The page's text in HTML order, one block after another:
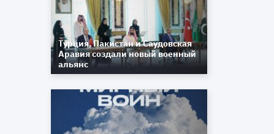
Турция, Пакистан и Саудовская
Аравия создали новый военный
альянс